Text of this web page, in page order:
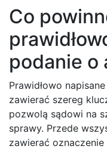
Co
podanie o
Prawidłowo
zawierać szereg
pozwolą sądowi na
sprawy. Przede
zawierać